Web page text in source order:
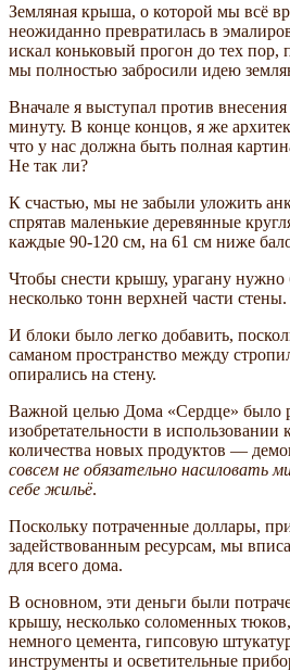
Земляная крыша, о которой мы всё
неожиданно превратилась в
искал коньковый прогон до тех пор,
мы полностью забросили идею
Вначале я выступал против
минуту. В конце концов, я же
что у нас должна быть полная
Не так ли?
К счастью, мы не забыли уложить
спрятав маленькие деревянные
каждые 90-120 см, на 61 см ниже
Чтобы снести крышу, урагану нужно
несколько тонн верхней части стены.
И блоки было легко добавить,
саманом пространство между
опирались на стену.
Важной целью Дома «Сердце» было
изобретательности в
количества новых продуктов —
совсем не обязательно насиловать
себе жильё.
Поскольку потраченные доллары,
задействованным ресурсам, мы
для всего дома.
В основном, эти деньги были
крышу, несколько соломенных
немного цемента, гипсовую
инструменты и осветительные